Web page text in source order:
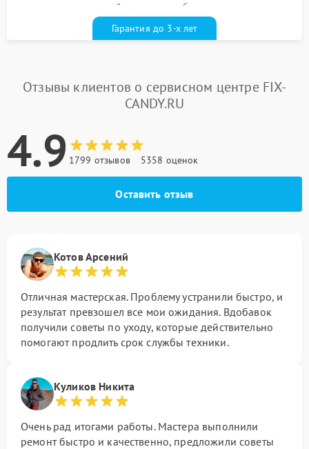
гарантийным талоном бесплатно
Гарантия до 3-х лет
Отзывы клиентов о сервисном центре FIX-
CANDY.RU
4.9 1799 отзывов 5358 оценок
Оставить отзыв
Котов Арсений
Отличная мастерская. Проблему устранили быстро, и
результат превзошел все мои ожидания. Вдобавок
получили советы по уходу, которые действительно
помогают продлить срок службы техники.
Куликов Никита
Очень рад итогами работы. Мастера выполнили
ремонт быстро и качественно, предложили советы